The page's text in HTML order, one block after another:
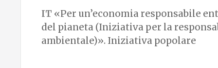
IT «Per un’economia responsabile
del pianeta (Iniziativa per la
ambientale)». Iniziativa popolare